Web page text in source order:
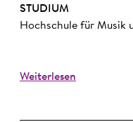
STUDIUM
Hochschule für Musik
Weiterlesen